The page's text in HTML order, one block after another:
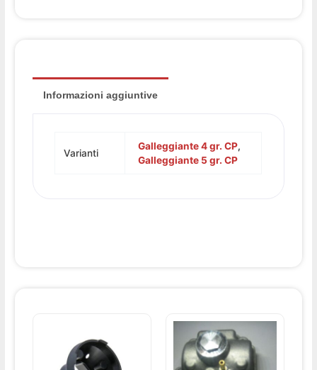
Informazioni aggiuntive
Varianti
Galleggiante 4 gr. CP,
Galleggiante 5 gr. CP